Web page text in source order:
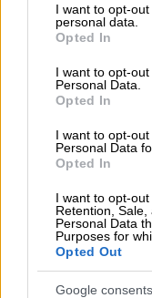
not limited to your
grant or deny
use your data for
consent section.
I want to opt-
personal data.
Opted In
I want to opt-
Personal Data.
Opted In
I want to opt-
Personal Data
Opted In
I want to opt-out
Retention,
Personal Data
Purposes for
Opted Out
Google consents
Ελλάδα|31.12.2024